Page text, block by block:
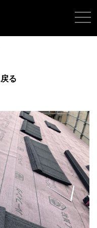
る